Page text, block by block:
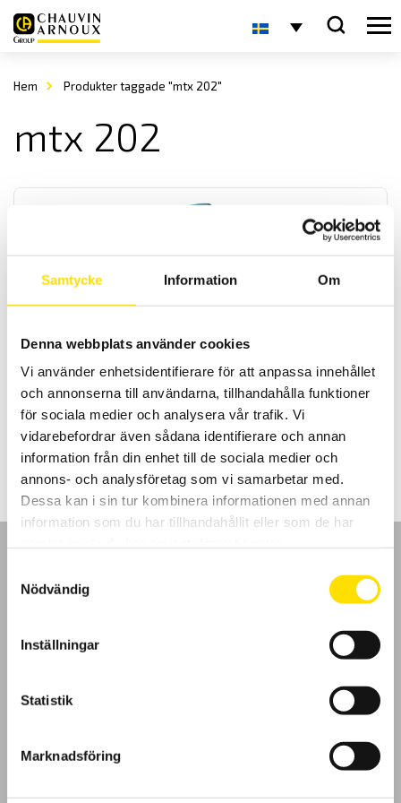
Samtycke Information Om
Denna webbplats använder cookies
Vi använder enhetsidentifierare för att anpassa innehållet
och annonserna till användarna, tillhandahålla funktioner
för sociala medier och analysera vår trafik. Vi
vidarebefordrar även sådana identifierare och annan
information från din enhet till de sociala medier och
annons- och analysföretag som vi samarbetar med.
Dessa kan i sin tur kombinera informationen med annan
information som du har tillhandahållit eller som de har
Nödvändig
Inställningar
Statistik
Marknadsföring
Hem Produkter taggade "mtx 202"
mtx 202
Mångsidiga multimetrar med inbyggd ficklampa och IP54 kapsling
för användning i temperaturområdet -20…+55°C. Modell MTX204 är
AC+DC TRMS, alla dessa modeller har valbart lågimpedansområde
på spänning.
1,950.00kr –2,990.00kr Prisintervall:
1,950.00 kr
till
2,990.00 kr
LÄS MER